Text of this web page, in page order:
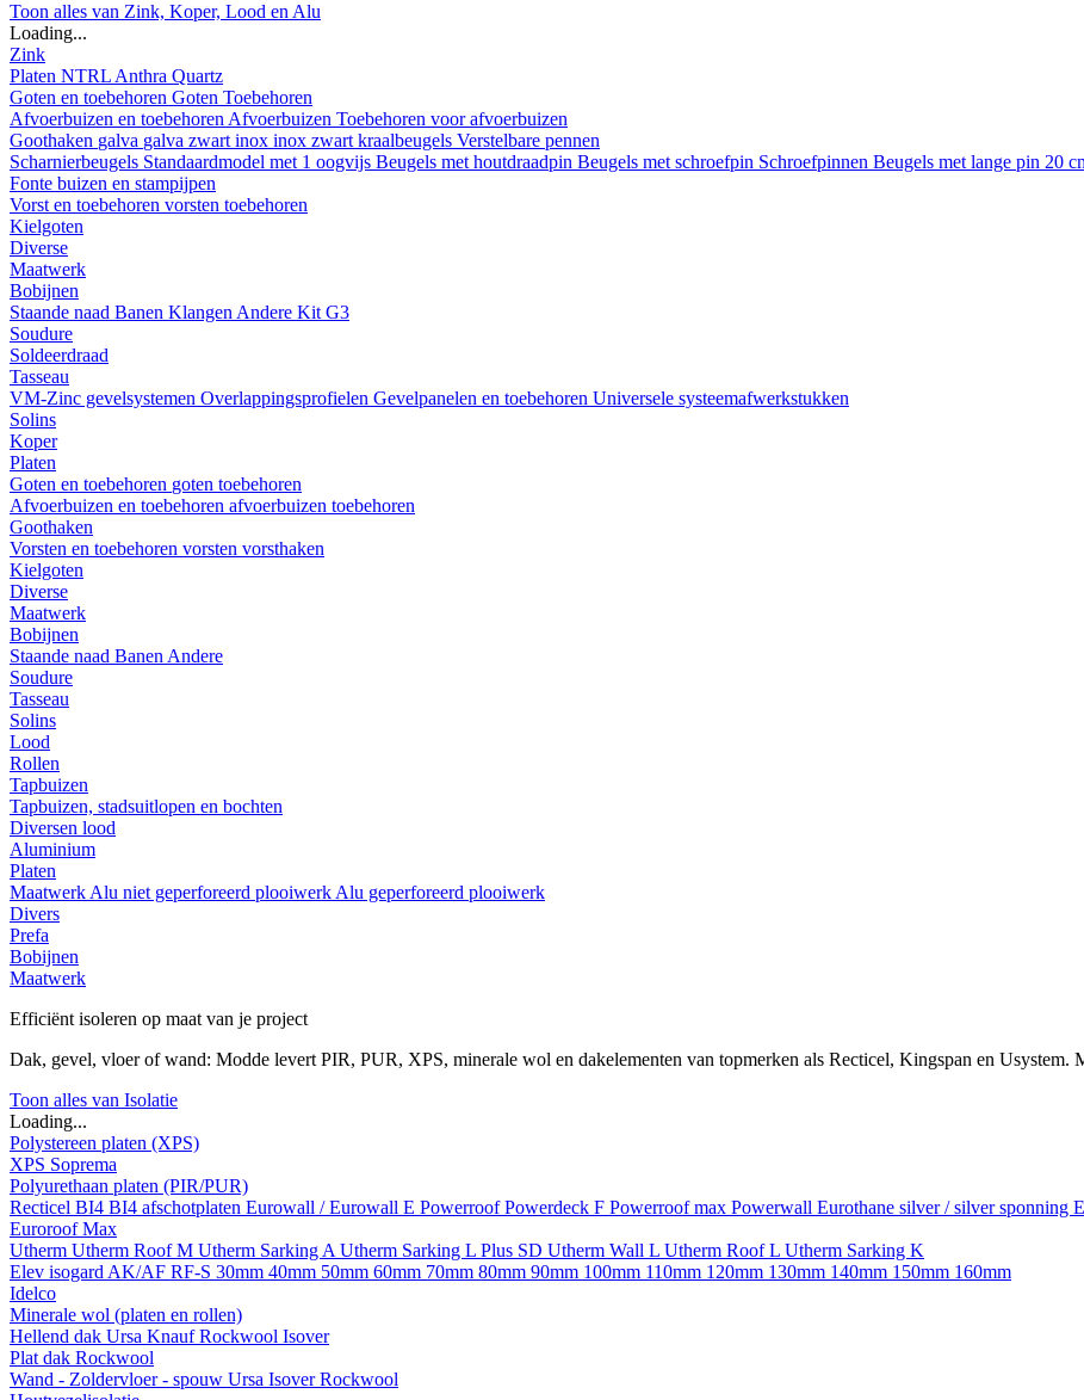
Toon alles van Zink, Koper, Lood en Alu
Loading...
Zink
Platen NTRL Anthra Quartz
Goten en toebehoren Goten Toebehoren
Afvoerbuizen en toebehoren Afvoerbuizen Toebehoren voor afvoerbuizen
Goothaken galva galva zwart inox inox zwart kraalbeugels Verstelbare pennen
Scharnierbeugels Standaardmodel met 1 oogvijs Beugels met houtdraadpin Beugels met schroefpin Schroefpinnen Beugels met lange pin 20
Fonte buizen en stampijpen
Vorst en toebehoren vorsten toebehoren
Kielgoten
Diverse
Maatwerk
Bobijnen
Staande naad Banen Klangen Andere Kit G3
Soudure
Soldeerdraad
Tasseau
VM-Zinc gevelsystemen Overlappingsprofielen Gevelpanelen en toebehoren Universele systeemafwerkstukken
Solins
Koper
Platen
Goten en toebehoren goten toebehoren
Afvoerbuizen en toebehoren afvoerbuizen toebehoren
Goothaken
Vorsten en toebehoren vorsten vorsthaken
Kielgoten
Diverse
Maatwerk
Bobijnen
Staande naad Banen Andere
Soudure
Tasseau
Solins
Lood
Rollen
Tapbuizen
Tapbuizen, stadsuitlopen en bochten
Diversen lood
Aluminium
Platen
Maatwerk Alu niet geperforeerd plooiwerk Alu geperforeerd plooiwerk
Divers
Prefa
Bobijnen
Maatwerk
Efficiënt isoleren op maat van je project
Dak, gevel, vloer of wand: Modde levert PIR, PUR, XPS, minerale wol en dakelementen van topmerken als Recticel, Kingspan en Usystem.
Toon alles van Isolatie
Loading...
Polystereen platen (XPS)
XPS Soprema
Polyurethaan platen (PIR/PUR)
Recticel BI4 BI4 afschotplaten Eurowall / Eurowall E PowerroofPowerdeck F Powerroof max Powerwall Eurothane silver / silver sponning
Euroroof Max
Utherm Utherm Roof M Utherm Sarking A Utherm Sarking L Plus SD Utherm Wall L Utherm Roof L Utherm Sarking K
Elev isogard AK/AF RF-S 30mm 40mm 50mm 60mm 70mm 80mm 90mm 100mm 110mm 120mm 130mm 140mm 150mm 160mm
Idelco
Minerale wol (platen en rollen)
Hellend dak Ursa KnaufRockwool Isover
Plat dak Rockwool
Wand - Zoldervloer - spouw Ursa IsoverRockwool